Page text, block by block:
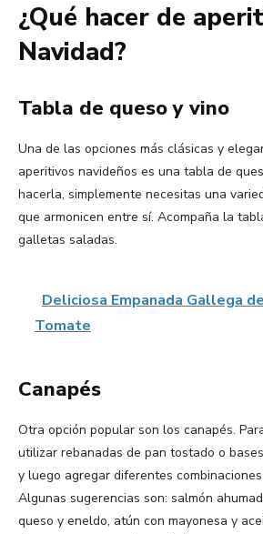
¿Qué hacer de
Navidad?
Tabla de queso y vino
Una de las opciones más clásicas y
aperitivos navideños es una tabla de
hacerla, simplemente necesitas una
que armonicen entre sí. Acompaña la
galletas saladas.
Deliciosa Empanada Gallega
Tomate
Canapés
Otra opción popular son los canapés.
utilizar rebanadas de pan tostado o
y luego agregar diferentes
Algunas sugerencias son: salmón
queso y eneldo, atún con mayonesa y